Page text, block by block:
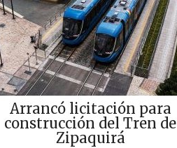
Arrancó licitación para
construcción del Tren de
Zipaquirá